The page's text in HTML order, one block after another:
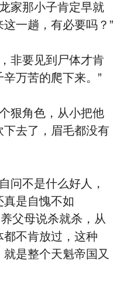
家那小子肯定早就
一趟，有必要吗？”
非要见到尸体才肯
万苦的爬下来。”
狠角色，从小把他
去了，眉毛都没有
问不是什么好人，
是自愧不如
父母说杀就杀，从
不肯放过，这种
是整个天魁帝国又